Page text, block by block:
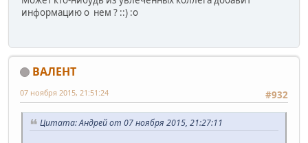
информацию о нем ? ::) :o
ВАЛЕНТ
#932
07 ноября 2015, 21:51:24
Цитата: Андрей от 07 ноября 2015, 21:27:11